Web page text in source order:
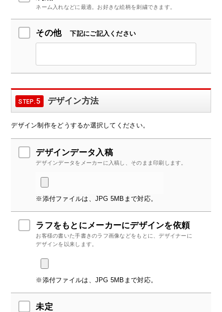
ネーム入れなどに最適。お好きな絵柄を刺繍できます。
その他下記にご記入ください
STEP.5 デザイン方法
デザイン制作をどうするか選択してください。
デザインデータ入稿
デザインデータをメーカーに入稿し、そのまま印刷します。
※添付ファイルは、JPG 5MBまで対応。
ラフをもとにメーカーにデザインを依頼
お客様の書いた手書きのラフ画像などをもとに、デザイナーに
デザインを以来します。
※添付ファイルは、JPG 5MBまで対応。
未定